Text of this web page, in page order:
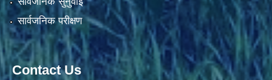
सार्वजनिक परीक्षण
Contact Us